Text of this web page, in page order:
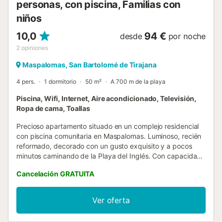
personas, con piscina, Familias con
niños
10,0
2 opiniones
desde 94 € por noche
Maspalomas, San Bartolomé de Tirajana
4 pers. 1 dormitorio 50 m² A 700 m de la playa
Piscina, Wifi, Internet, Aire acondicionado, Televisión,
Ropa de cama, Toallas
Precioso apartamento situado en un complejo residencial
con piscina comunitaria en Maspalomas. Luminoso, recién
reformado, decorado con un gusto exquisito y a pocos
minutos caminando de la Playa del Inglés. Con capacidad
queen, aire acondicionado en el salón, Internet Wifi de
fibra pensado para el teletrabajo y Smart TV. Con todas
las comodidades a tu disposición para hacer de tus
vacaciones una experiencia única en Gran Canaria. Con un
cuidado exquisito a cada detalle, este apartamento es
Cancelación GRATUITA
Ver oferta